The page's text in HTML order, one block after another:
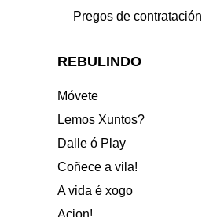
Pregos de contratación
REBULINDO
Móvete
Lemos Xuntos?
Dalle ó Play
Coñece a vila!
A vida é xogo
Acion!